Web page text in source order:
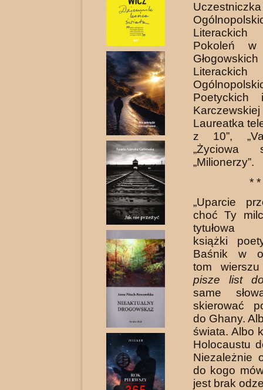
Uczestniczka
Pokoleń w
Poetyckich
Laureatka
z 10”,
„Życiowa
„Milionerzy”.
* *
„Uparcie
choć Ty
tytułowa
książki
Baśnik w
tom
pisze list
same
skierować
do Ghany.
świata. Albo
Holocaustu
Niezależnie
do kogo
jest brak